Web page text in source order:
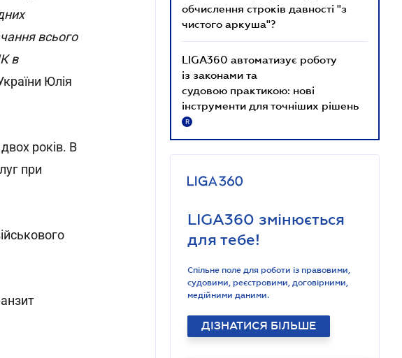
всього
в
Юлія
років. В
при
обчислення строків давності "з
чистого аркуша"?
LIGA360 автоматизує роботу
із законами та
судовою практикою: нові
інструменти для точніших рішень
R
LIGA360 змінюється
для тебе!
Спільне поле для роботи із правовими,
судовими, реєстровими, договірними,
медійними даними.
ДІЗНАТИСЯ БІЛЬШЕ